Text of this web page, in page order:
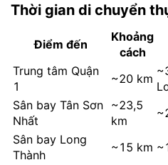
Thời gian di chuyển
Điểm đến
Khoảng
cách
Trung tâm Quận
1
~20 km
Sân bay Tân Sơn
Nhất
~23,5
km
Sân bay Long
Thành
~15 km